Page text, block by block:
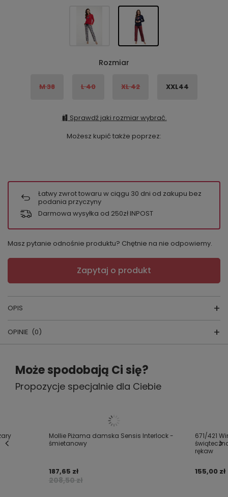
Rozmiar
M 38 L 40 XL 42 XXL44
Sprawdź jaki rozmiar wybrać.
Możesz kupić także poprzez:
Łatwy zwrot towaru w ciągu 30 dni od zakupu bez
podania przyczyny
Darmowa wysyłka od 250zł INPOST
Masz pytanie odnośnie produktu? Chętnie na nie odpowiemy.
Zapytaj o produkt
OPIS
Piżama LUNA 657
Skład: 100% bawełna
- dekolt półokrągły
- przód ozdobiony wzorem w serduszka
- w pasie satynowa kokardka
OPINIE (0)
Napisz swoją opinię
Twoja ocena:
Może spodobają Ci się?
Propozycje specjalnie dla Ciebie
Mollie Piżama damska Sensis Interlock -
śmietanowy
208,50 zł
187,65 zł
671/421
rękaw
155,00 zł